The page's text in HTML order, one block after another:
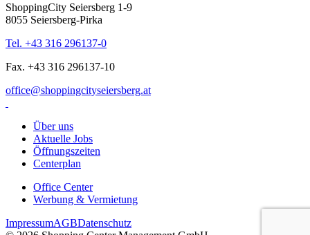
ShoppingCity Seiersberg 1-9
8055 Seiersberg-Pirka
Tel. +43 316 296137-0
Fax. +43 316 296137-10
office@shoppingcityseiersberg.at
Über uns
Aktuelle Jobs
Öffnungszeiten
Centerplan
Office Center
Werbung & Vermietung
ImpressumAGBDatenschutz